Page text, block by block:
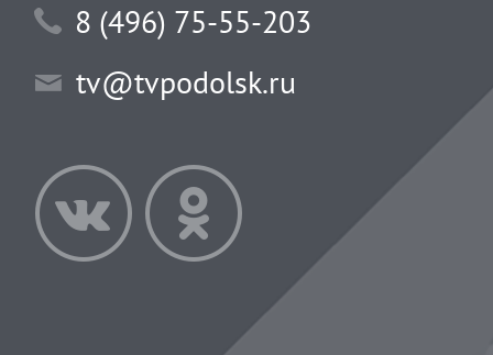
8 (496) 75-55-203
tv@tvpodolsk.ru